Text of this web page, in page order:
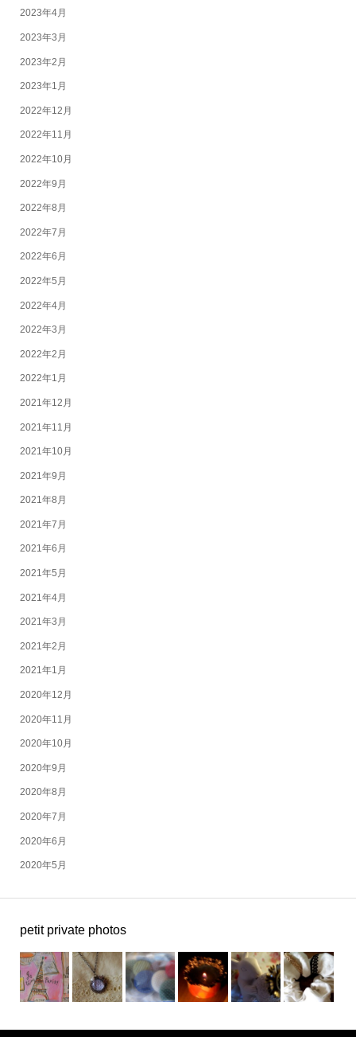
2023年4月
2023年3月
2023年2月
2023年1月
2022年12月
2022年11月
2022年10月
2022年9月
2022年8月
2022年7月
2022年6月
2022年5月
2022年4月
2022年3月
2022年2月
2022年1月
2021年12月
2021年11月
2021年10月
2021年9月
2021年8月
2021年7月
2021年6月
2021年5月
2021年4月
2021年3月
2021年2月
2021年1月
2020年12月
2020年11月
2020年10月
2020年9月
2020年8月
2020年7月
2020年6月
2020年5月
petit private photos